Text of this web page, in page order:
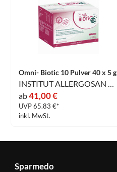
Omni- Biotic 10 Pulver 40 x 5 g
INSTITUT ALLERGOSAN Deutschland (privat) GmbH
ab41,00 €
UVP 65.83 €*
inkl. MwSt.
Sparmedo